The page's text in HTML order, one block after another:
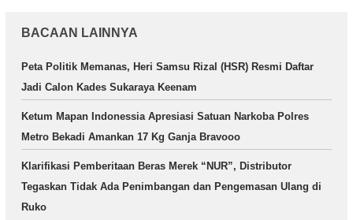
BACAAN LAINNYA
Peta Politik Memanas, Heri Samsu Rizal (HSR) Resmi Daftar
Jadi Calon Kades Sukaraya Keenam
Ketum Mapan Indonessia Apresiasi Satuan Narkoba Polres
Metro Bekadi Amankan 17 Kg Ganja Bravooo
Klarifikasi Pemberitaan Beras Merek “NUR”, Distributor
Tegaskan Tidak Ada Penimbangan dan Pengemasan Ulang di
Ruko